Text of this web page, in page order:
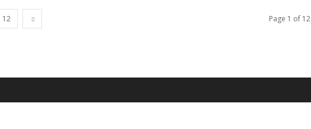
12 Page 1 of 12